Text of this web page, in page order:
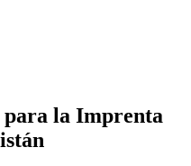
para la Imprenta